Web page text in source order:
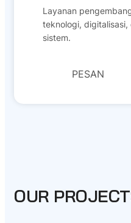
Layanan
teknologi,
sistem.
PESAN
OUR